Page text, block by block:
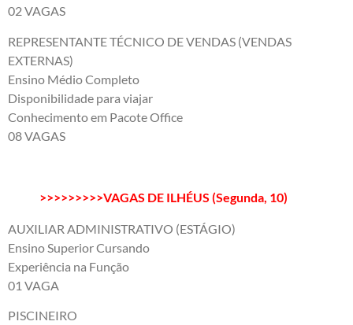
02 VAGAS
REPRESENTANTE TÉCNICO DE VENDAS (VENDAS
EXTERNAS)
Ensino Médio Completo
Disponibilidade para viajar
Conhecimento em Pacote Office
08 VAGAS
>>>>>>>>>VAGAS DE ILHÉUS (Segunda, 10)
AUXILIAR ADMINISTRATIVO (ESTÁGIO)
Ensino Superior Cursando
Experiência na Função
01 VAGA
PISCINEIRO